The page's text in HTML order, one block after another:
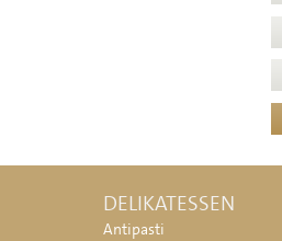
DELIKATESSEN
Antipasti